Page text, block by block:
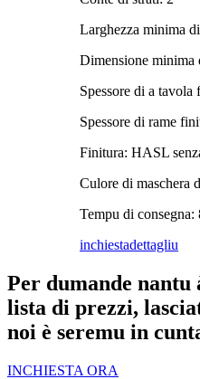
Larghezza minima
Dimensione
Spessore di a
Spessore di rame
Finitura: HASL
Culore di maschera
Tempu di consegna:
inchiestadettagliu
Per dumande
lista di prezzi,
noi è seremu in
INCHIESTA ORA